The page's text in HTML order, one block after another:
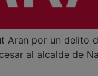
por un delito
al alcalde de